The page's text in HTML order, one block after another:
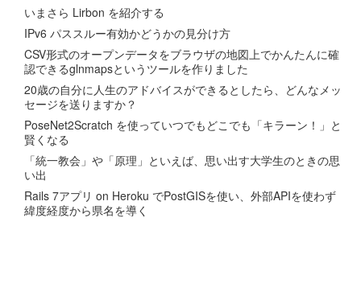
いまさら Lirbon を紹介する
IPv6 パススルー有効かどうかの見分け方
CSV形式のオープンデータをブラウザの地図上でかんたんに確
認できるglnmapsというツールを作りました
20歳の自分に人生のアドバイスができるとしたら、どんなメッ
セージを送りますか？
PoseNet2Scratch を使っていつでもどこでも「キラーン！」と
賢くなる
「統一教会」や「原理」といえば、思い出す大学生のときの思
い出
Rails 7アプリ on Heroku でPostGISを使い、外部APIを使わず
緯度経度から県名を導く